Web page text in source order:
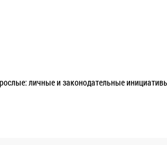
личные и законодательные